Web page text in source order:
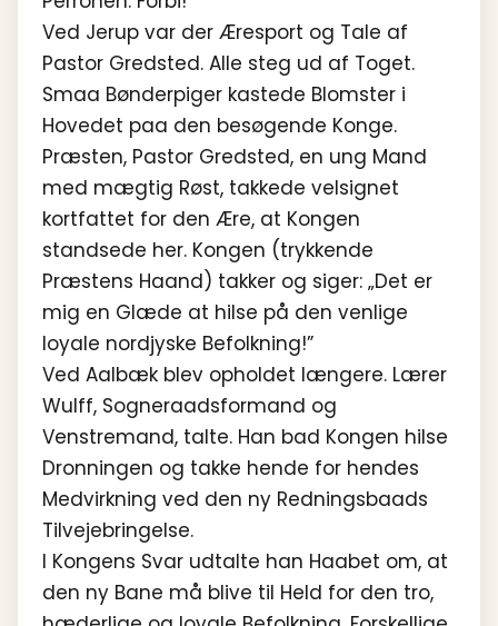
Ved Jerup var der Æresport og Tale af
Pastor Gredsted. Alle steg ud af Toget.
Smaa Bønderpiger kastede Blomster i
Hovedet paa den besøgende Konge.
Præsten, Pastor Gredsted, en ung Mand
med mægtig Røst, takkede velsignet
kortfattet for den Ære, at Kongen
standsede her. Kongen (trykkende
Præstens Haand) takker og siger: „Det er
mig en Glæde at hilse på den venlige
loyale nordjyske Befolkning!”
Ved Aalbæk blev opholdet længere. Lærer
Wulff, Sogneraadsformand og
Venstremand, talte. Han bad Kongen hilse
Dronningen og takke hende for hendes
Medvirkning ved den ny Redningsbaads
Tilvejebringelse.
I Kongens Svar udtalte han Haabet om, at
den ny Bane må blive til Held for den tro,